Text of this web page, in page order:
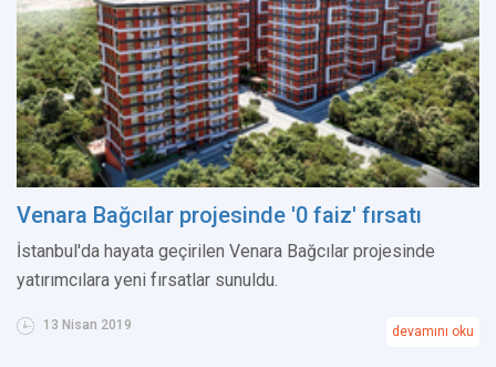
Venara Bağcılar projesinde '0 faiz' fırsatı
İstanbul'da hayata geçirilen Venara Bağcılar projesinde
yatırımcılara yeni fırsatlar sunuldu.
13 Nisan 2019 devamını oku